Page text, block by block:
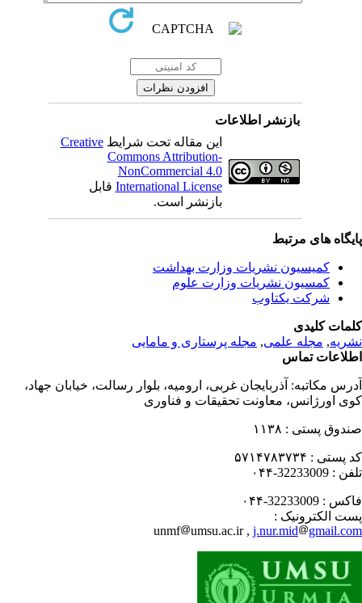
بازنشر اطلاعات
این مقاله تحت شرایطCreative
Commons Attribution-
NonCommercial 4.0
International Licenseقابل
بازنشر است.
های مرتبط
کمیسیون نشریات وزارت بهداشت
کمسیون نشریات وزارت علوم
شرکت یکتاوب
کلیدی
,مجله علمی, مجله پرستاری و مامایی
تماس
مکاتبه:آذربایجان غربی، ارومیه، بلوار رسالت، خیابان جهاد،
اورژانس، معاونت تحقیقات و فناوری
پستی : ۱۱۳۸
پستی : ۵۷۱۴۷۸۳۷۳۴
: 32233009-۰۴۴
: 32233009-۰۴۴
الکترونیک :
unmf
umsu.ac.ir ,j.nur.mid